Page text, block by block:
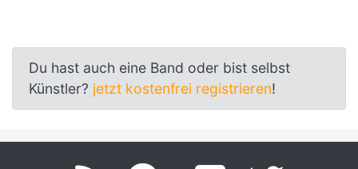
Du hast auch eine Band oder bist selbst
Künstler? jetzt kostenfrei registrieren!